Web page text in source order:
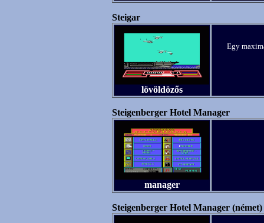
Steigar
lövöldözős
Egy
Steigenberger Hotel Manager
manager
Steigenberger Hotel Manager (német)